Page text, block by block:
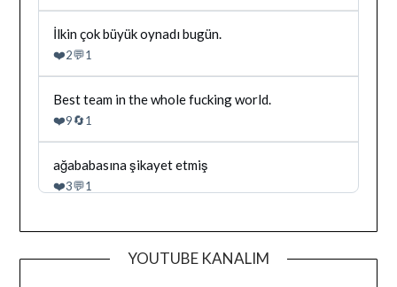
gonderiyi
goruntule
Bluesky'da
Dağhan
Irak
tarafindan
yazilan
gonderiyi
goruntule
İlkin çok büyük oynadı bugün.
❤️2💬1
Bluesky'da
Dağhan
Irak
tarafindan
yazilan
gonderiyi
goruntule
Best team in the whole fucking world.
❤️9🔄1
Bluesky'da
Dağhan
Irak
yazilan
goruntule
ağababasına şikayet etmiş
❤️3💬1
YOUTUBE KANALIM